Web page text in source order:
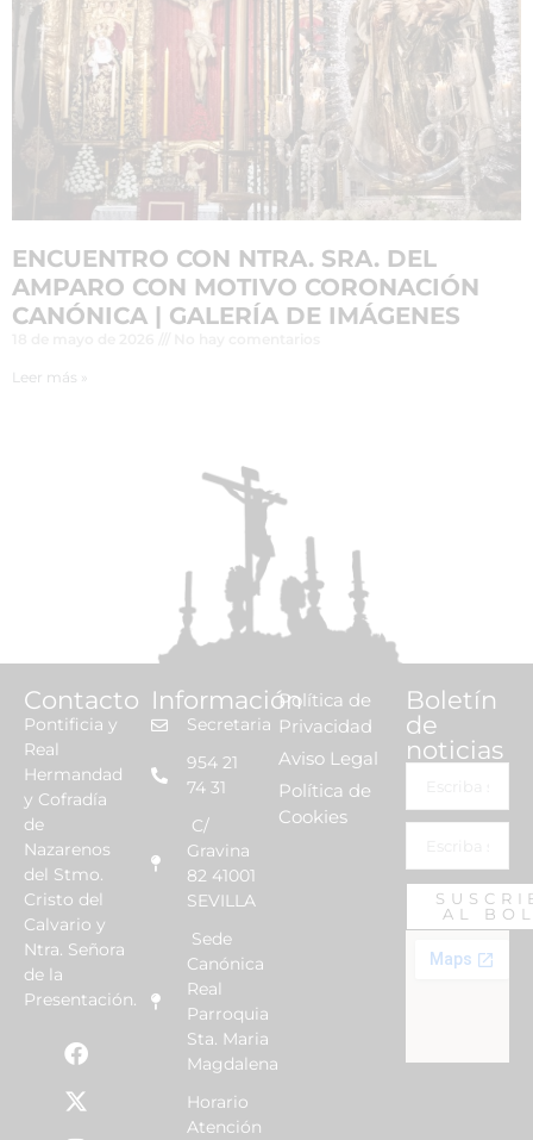
ENCUENTRO CON NTRA. SRA. DEL
AMPARO CON MOTIVO CORONACIÓN
CANÓNICA | GALERÍA DE IMÁGENES
Leer más »
Contacto
Pontificia y
Real
Hermandad
y Cofradía
de
Nazarenos
del Stmo.
Cristo del
Calvario y
Ntra. Señora
de la
Presentación.
Información
Secretaria
954 21
74 31
C/
Gravina
82 41001
SEVILLA
Sede
Canónica
Real
Parroquia
Sta. Maria
Magdalena
Horario
Atención
Política de
Privacidad
Aviso Legal
Política de
Cookies
Boletín
de
noticias
AL